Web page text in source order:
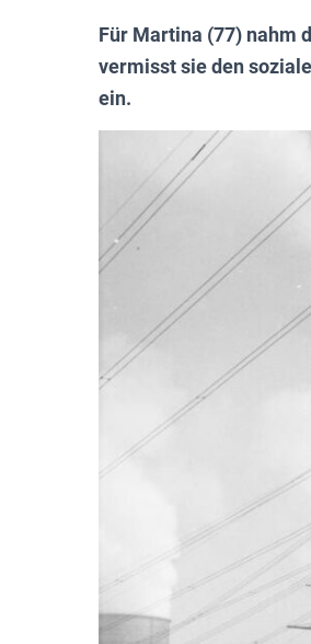
Für Martina (77) nahm
vermisst sie den
ein.